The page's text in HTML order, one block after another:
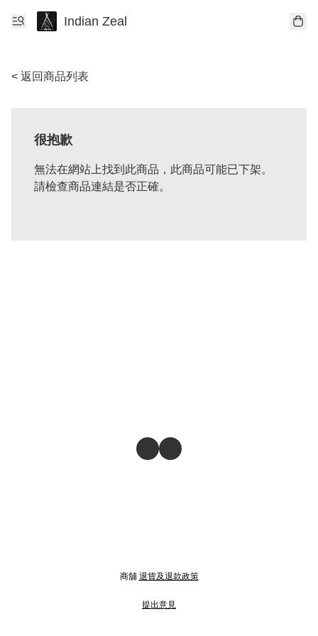
Indian Zeal
< 返回商品列表
很抱歉
無法在網站上找到此商品，此商品可能已下架。
請檢查商品連結是否正確。
商舖 退貨及退款政策
提出意見